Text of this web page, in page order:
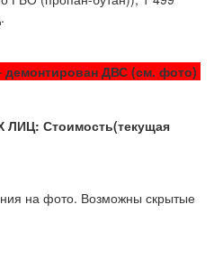
демонтирован ДВС (см. фото)
Стоимость(текущая
на фото. Возможны скрытые